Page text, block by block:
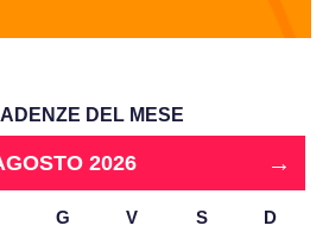
DEL MESE
2026 →
G V S D